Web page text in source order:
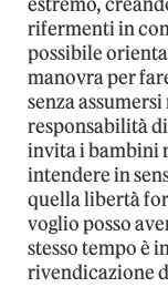
rifermenti in
possibile
manovra per
senza
responsabilità
invita i bambini
intendere in
quella libertà
voglio posso
stesso tempo è
rivendicazione